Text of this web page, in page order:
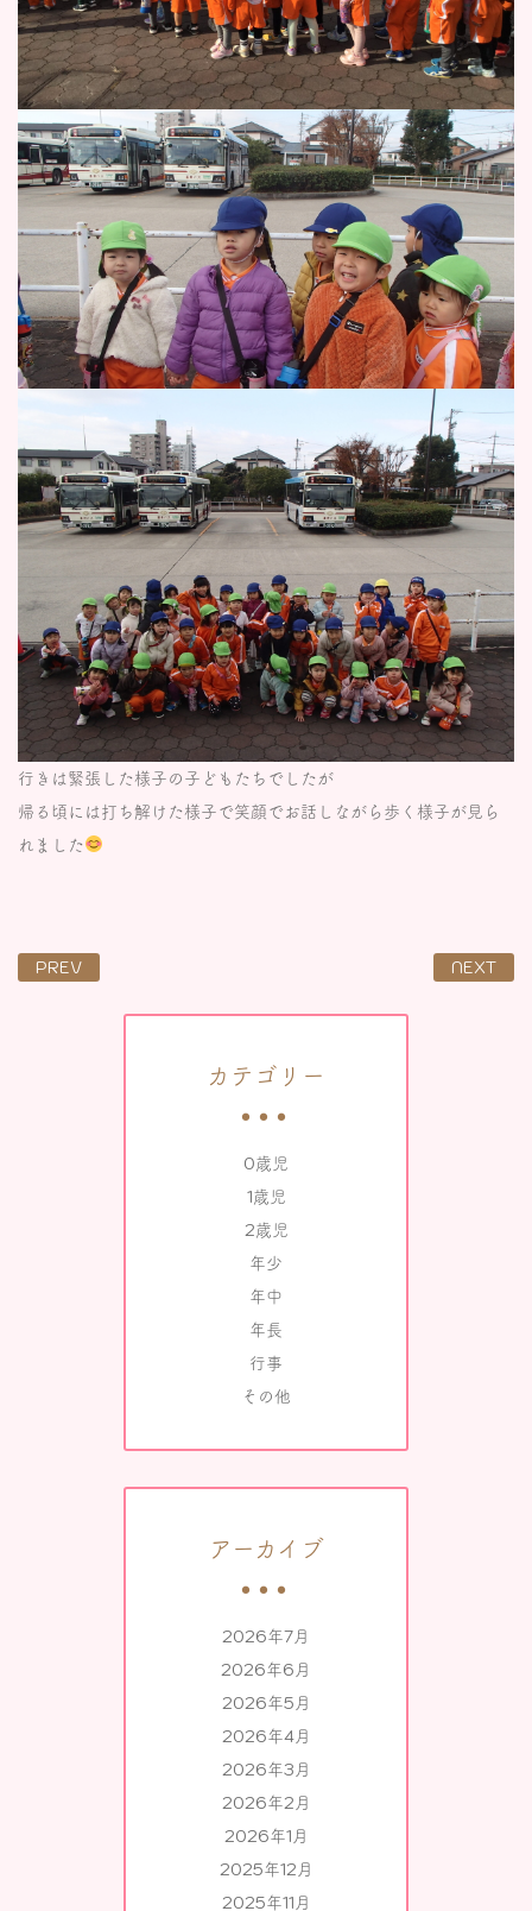
行きは緊張した様子の子どもたちでしたが
帰る頃には打ち解けた様子で笑顔でお話しながら歩く様子が見ら
れました
PREV NEXT
カテゴリー
0歳児
1歳児
2歳児
年少
年中
年長
行事
その他
アーカイブ
2026年7月
2026年6月
2026年5月
2026年4月
2026年3月
2026年2月
2026年1月
2025年12月
2025年11月